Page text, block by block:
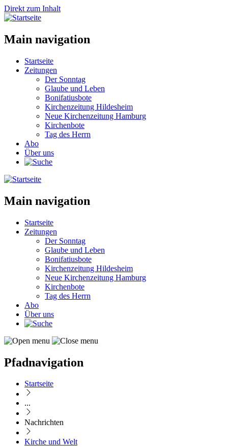
Direkt zum Inhalt
Main navigation
Startseite
Zeitungen
Der Sonntag
Glaube und Leben
Bonifatiusbote
Kirchenzeitung Hildesheim
Neue Kirchenzeitung Hamburg
Kirchenbote
Tag des Herrn
Abo
Über uns
Main navigation
Startseite
Zeitungen
Der Sonntag
Glaube und Leben
Bonifatiusbote
Kirchenzeitung Hildesheim
Neue Kirchenzeitung Hamburg
Kirchenbote
Tag des Herrn
Abo
Über uns
Pfadnavigation
Startseite
...
Nachrichten
Kirche und Welt